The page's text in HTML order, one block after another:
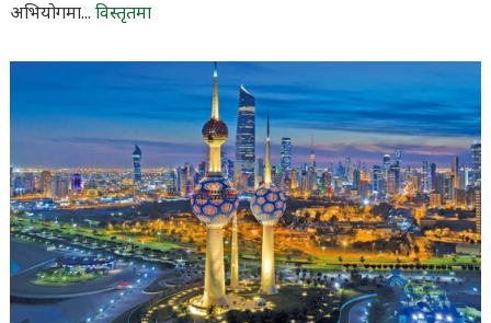
अभियोगमा... विस्तृतमा